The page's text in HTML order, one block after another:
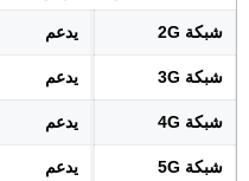
شبكة 2G يدعم
شبكة 3G يدعم
شبكة 4G يدعم
شبكة 5G يدعم